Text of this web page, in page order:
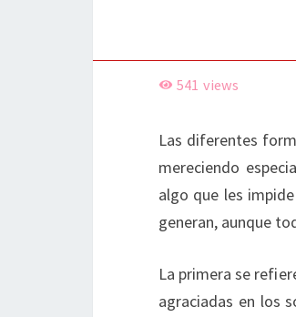
541 views
Las diferentes
mereciendo
algo que les
generan, aunque
La primera se
agraciadas en los